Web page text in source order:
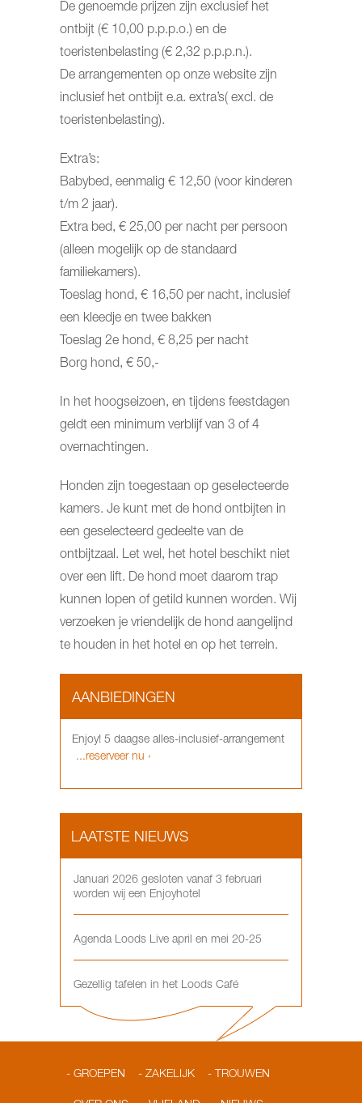
De genoemde prijzen zijn exclusief het
ontbijt (€ 10,00 p.p.p.o.) en de
toeristenbelasting (€ 2,32 p.p.p.n.).
De arrangementen op onze website zijn
inclusief het ontbijt e.a. extra’s( excl. de
toeristenbelasting).
Extra’s:
Babybed, eenmalig € 12,50 (voor kinderen
t/m 2 jaar).
Extra bed, € 25,00 per nacht per persoon
(alleen mogelijk op de standaard
familiekamers).
Toeslag hond, € 16,50 per nacht, inclusief
een kleedje en twee bakken
Toeslag 2e hond, € 8,25 per nacht
Borg hond, € 50,-
In het hoogseizoen, en tijdens feestdagen
geldt een minimum verblijf van 3 of 4
overnachtingen.
Honden zijn toegestaan op geselecteerde
kamers. Je kunt met de hond ontbijten in
een geselecteerd gedeelte van de
ontbijtzaal. Let wel, het hotel beschikt niet
over een lift. De hond moet daarom trap
kunnen lopen of getild kunnen worden. Wij
verzoeken je vriendelijk de hond aangelijnd
te houden in het hotel en op het terrein.
AANBIEDINGEN
Enjoy! 5 daagse alles-inclusief-arrangement
...reserveer nu ›
LAATSTE NIEUWS
Januari 2026 gesloten vanaf 3 februari
worden wij een Enjoyhotel
Agenda Loods Live april en mei 20-25
Gezellig tafelen in het Loods Café
GROEPEN ZAKELIJK TROUWEN